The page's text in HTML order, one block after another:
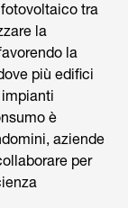
tra
la
la
più edifici
è
aziende
per